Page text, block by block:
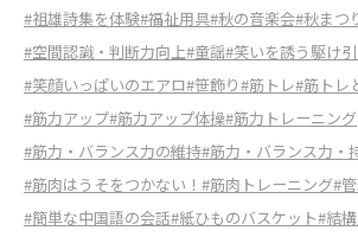
#祖雄詩集を体験#福祉用具#秋の音楽会#秋まつ
#空間認識・判断力向上#童謡#笑いを誘う駆け
#笑顔いっぱいのエアロ#笹飾り#筋トレ#筋トレ
#筋力アップ#筋力アップ体操#筋力トレーニング
#筋力・バランス力の維持#筋力・バランス力・
#筋肉はうそをつかない！ #筋肉トレーニング#
#簡単な中国語の会話#紙ひものバスケット#結